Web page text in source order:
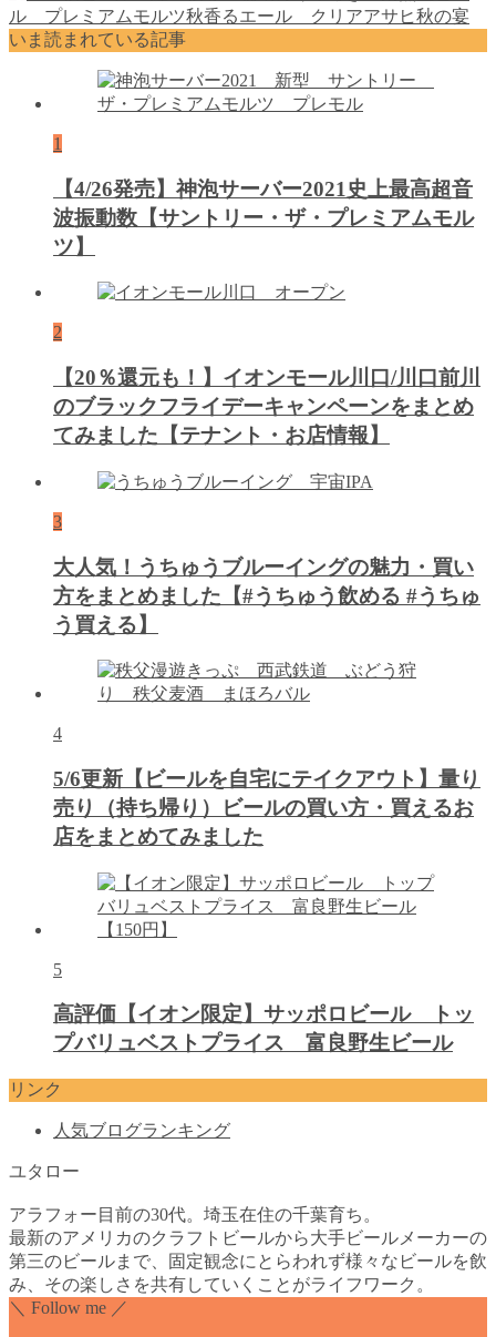
いま読まれている記事
1
【4/26発売】神泡サーバー2021史上最高超音
波振動数【サントリー・ザ・プレミアムモル
ツ】
2
【20％還元も！】イオンモール川口/川口前川
のブラックフライデーキャンペーンをまとめ
てみました【テナント・お店情報】
3
大人気！うちゅうブルーイングの魅力・買い
方をまとめました【#うちゅう飲める #うちゅ
う買える】
4
5/6更新【ビールを自宅にテイクアウト】量り
売り（持ち帰り）ビールの買い方・買えるお
店をまとめてみました
5
高評価【イオン限定】サッポロビール トッ
プバリュベストプライス 富良野生ビール
リンク
人気ブログランキング
ユタロー
アラフォー目前の30代。埼玉在住の千葉育ち。
最新のアメリカのクラフトビールから大手ビールメーカーの
第三のビールまで、固定観念にとらわれず様々なビールを飲
み、その楽しさを共有していくことがライフワーク。
＼ Follow me ／